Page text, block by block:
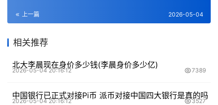
上一篇 2026-05-04
相关推荐
北大李晨现在身价多少钱(李晨身价多少亿)
2026-05-04 20:16:12 7389
中国银行已正式对接Pi币 派币对接中国四大银行是真的吗
2026-05-04 20:16:12 3527